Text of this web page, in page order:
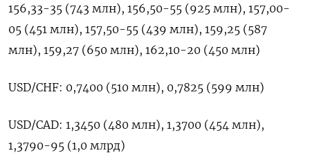
156,33-35 (743 млн), 156,50-55 (925 млн), ​157,00-
05 (451 ​млн), ‌157,50-55 (439 млн), 159,25 (587 ​
млн), 159,27 (650 млн), 162,10-20 (450 млн)
USD/CHF: 0,7400 (510 млн), 0,7825 (599 млн)
USD/CAD: 1,3450 (480 млн), 1,3700 (454 млн),
1,3790-95 (1,0 млрд)